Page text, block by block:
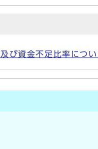
び資金不足比率に